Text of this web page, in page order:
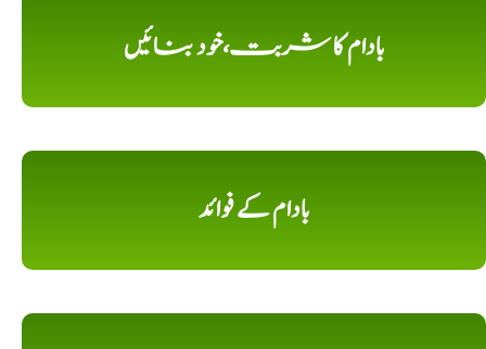
بادام کا شربت،خود بنائیں
بادام کے فوائد